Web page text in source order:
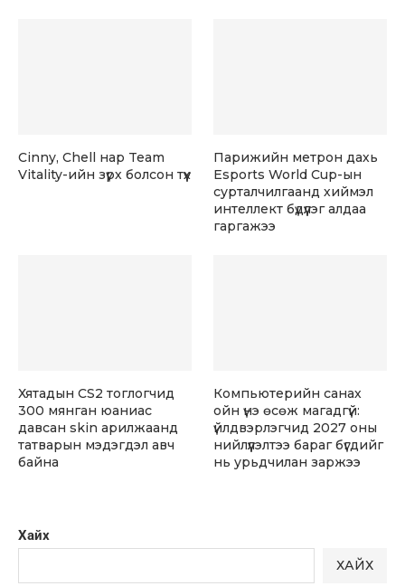
Хайх
ХАЙХ
Cinny, Chell нар Team
Vitality-ийн зүрх болсон түүх
Парижийн метрон дахь
Esports World Cup-ын
сурталчилгаанд хиймэл
интеллект бүдүүлэг алдаа
гаргажээ
Хятадын CS2 тоглогчид
300 мянган юаниас
давсан skin арилжаанд
татварын мэдэгдэл авч
байна
Компьютерийн санах
ойн үнэ өсөж магадгүй:
үйлдвэрлэгчид 2027 оны
нийлүүлэлтээ бараг бүгдийг
нь урьдчилан заржээ